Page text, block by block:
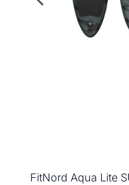
FitNord Aqua Lite